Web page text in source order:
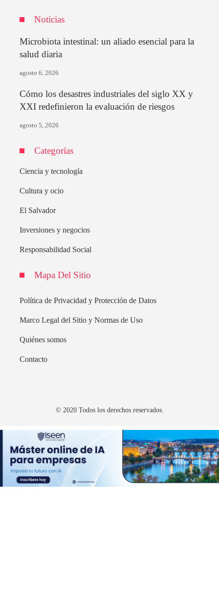
Noticias
Microbiota intestinal: un aliado esencial para la
salud diaria
agosto 6, 2026
Cómo los desastres industriales del siglo XX y
XXI redefinieron la evaluación de riesgos
agosto 5, 2026
Categorías
Ciencia y tecnología
Cultura y ocio
El Salvador
Inversiones y negocios
Responsabilidad Social
Mapa Del Sitio
Política de Privacidad y Protección de Datos
Marco Legal del Sitio y Normas de Uso
Quiénes somos
Contacto
© 2020 Todos los derechos reservados.